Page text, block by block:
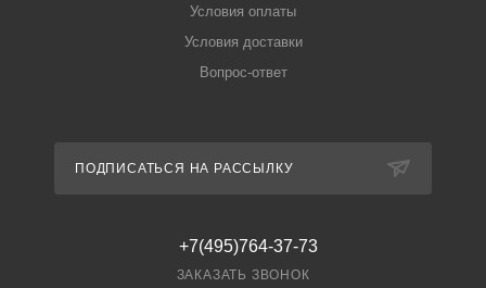
Условия оплаты
Условия доставки
Вопрос-ответ
ПОДПИСАТЬСЯ НА РАССЫЛКУ
+7(495)764-37-73
ЗАКАЗАТЬ ЗВОНОК